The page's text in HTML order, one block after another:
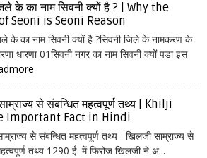
के का नाम सिवनी क्यों है ? | Why the
Seoni is Seoni Reason
के का नाम सिवनी क्यों है ?सिवनी जिले के नामकरण के
धारणा 01सिवनी नगर का नाम सिवनी क्यों पडा इस
से संबन्धित महत्वपूर्ण तथ्य | Khilji
Important Fact in Hindi
से संबन्धित महत्वपूर्ण तथ्य खिलजी साम्राज्य से
तथ्य 1290 ई. में फिरोज खिलजी ने अं...